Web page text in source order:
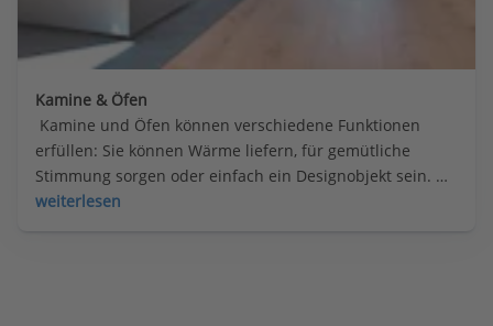
Kamine & Öfen
Kamine und Öfen können verschiedene Funktionen
erfüllen: Sie können Wärme liefern, für gemütliche
Stimmung sorgen oder einfach ein Designobjekt sein.
Welcher Kamin für welche Funktion am besten geeignet
weiterlesen